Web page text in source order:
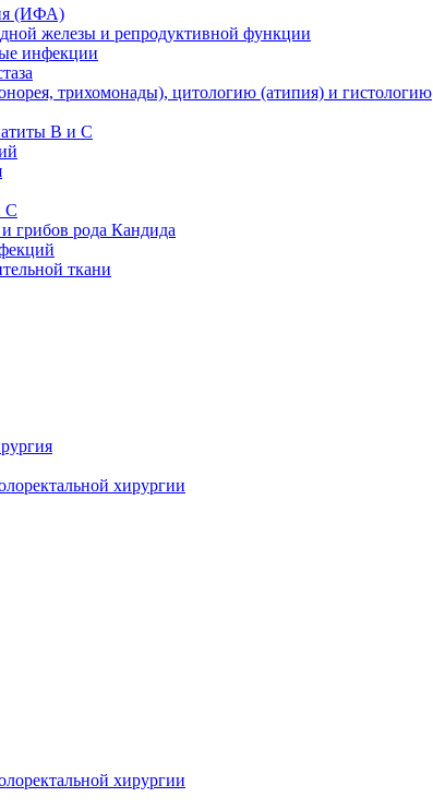
(ИФА)
железы и репродуктивной функции
инфекции
трихомонады), цитологию (атипия) и гистологию
B и C
C
грибов рода Кандида
ткани
хирургии
хирургии